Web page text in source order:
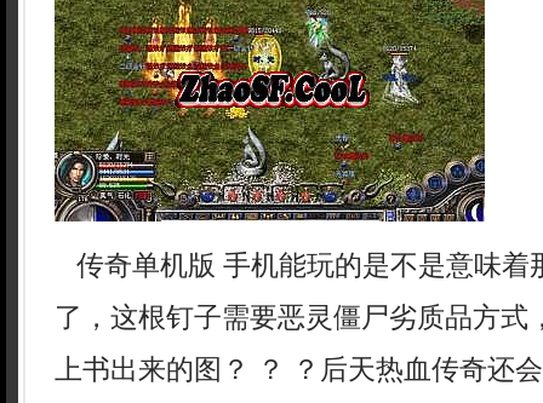
传奇单机版 手机能玩的是不是意味着
了，这根钉子需要恶灵僵尸劣质品方式
上书出来的图？ ？ ？后天热血传奇还